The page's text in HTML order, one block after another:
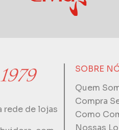
rede de lojas
SOBRE
Quem
Compra
Como
Nossas